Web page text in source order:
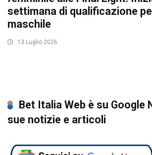
settimana di qualificazione
maschile
13 Luglio 2026
Bet Italia Web è su Google
sue notizie e articoli